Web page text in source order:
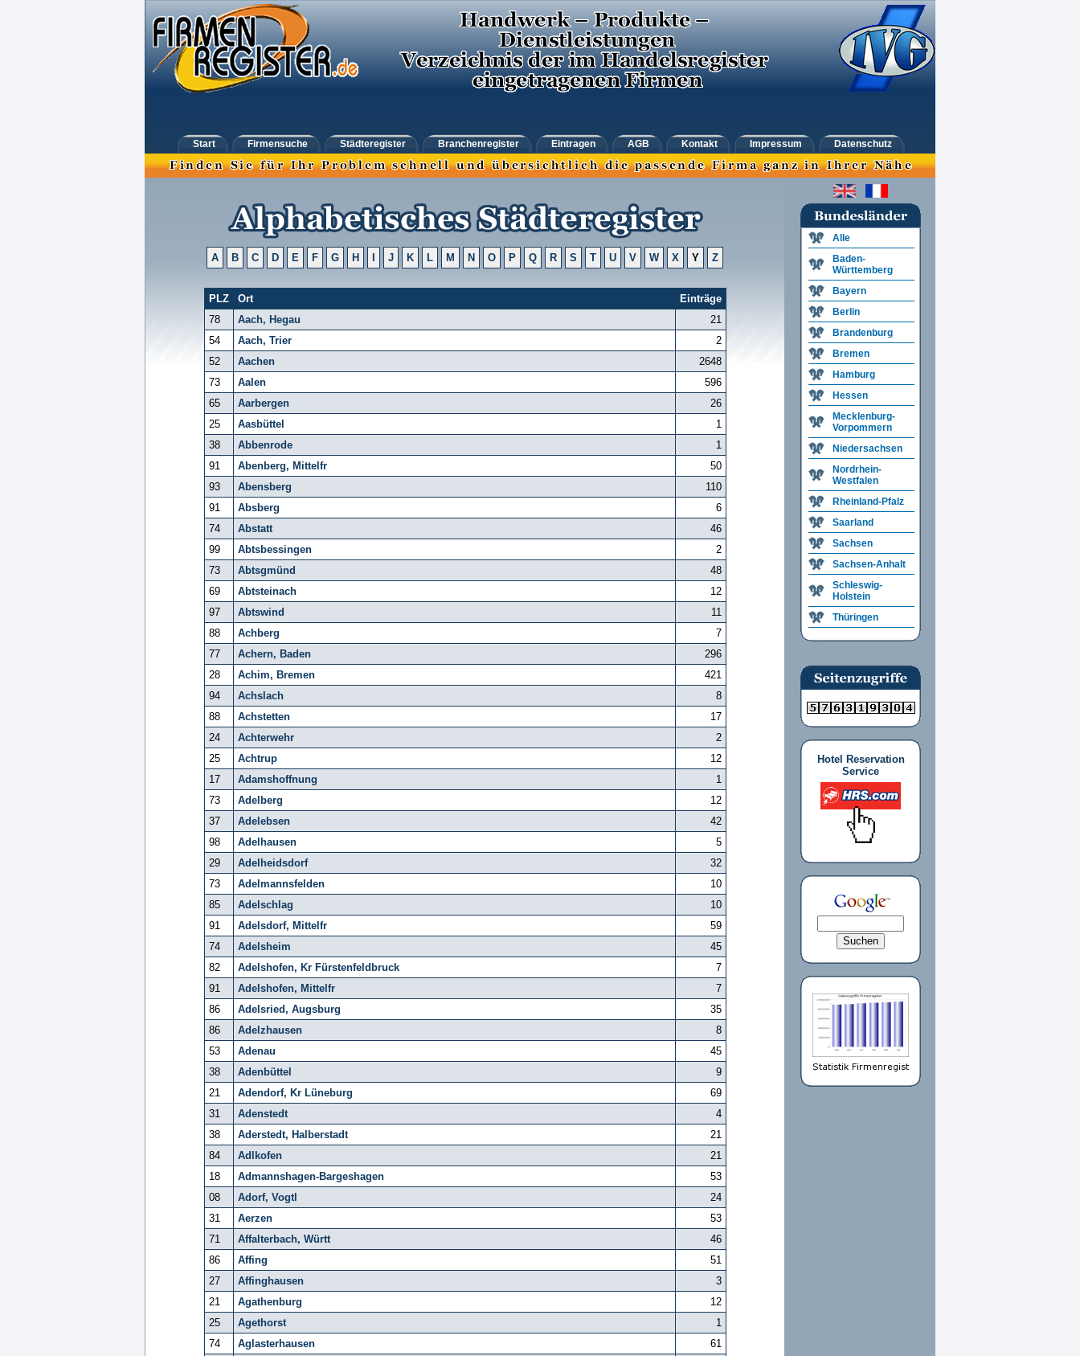
Start Firmensuche Städteregister Branchenregister Eintragen AGB Kontakt Impressum Datenschutz
A B C D E F G H J K L M N O P Q R S T U V W X Y Z
PLZ Ort
Einträge
78
Aach, Hegau
21
54
Aach, Trier
2
52
Aachen
2648
73
Aalen
596
65
Aarbergen
26
25
Aasbüttel
1
38
Abbenrode
1
91
Abenberg, Mittelfr
50
93
Abensberg
110
91
Absberg
6
74
Abstatt
46
99
Abtsbessingen
2
73
Abtsgmünd
48
69
Abtsteinach
12
97
Abtswind
11
88
Achberg
7
77
Achern, Baden
296
28
Achim, Bremen
421
94
Achslach
8
88
Achstetten
17
24
Achterwehr
2
25
Achtrup
12
17
Adamshoffnung
1
73
Adelberg
12
37
Adelebsen
42
98
Adelhausen
5
29
Adelheidsdorf
32
73
Adelmannsfelden
10
85
Adelschlag
10
91
Adelsdorf, Mittelfr
59
74
Adelsheim
45
82
Adelshofen, Kr Fürstenfeldbruck
7
91
Adelshofen, Mittelfr
7
86
Adelsried, Augsburg
35
86
Adelzhausen
8
53
Adenau
45
38
Adenbüttel
9
21
Adendorf, Kr Lüneburg
69
31
Adenstedt
4
38
Aderstedt, Halberstadt
21
84
Adlkofen
21
18
Admannshagen-Bargeshagen
53
08
Adorf, Vogtl
24
31
Aerzen
53
71
Affalterbach, Württ
46
86
Affing
51
27
Affinghausen
3
21
Agathenburg
12
25
Agethorst
1
74
Aglasterhausen
61
Alle
Baden-
Württemberg
Bayern
Berlin
Brandenburg
Bremen
Hamburg
Hessen
Mecklenburg-
Vorpommern
Niedersachsen
Nordrhein-
Westfalen
Rheinland-Pfalz
Saarland
Sachsen
Sachsen-Anhalt
Schleswig-
Holstein
Thüringen
Hotel Reservation
Service